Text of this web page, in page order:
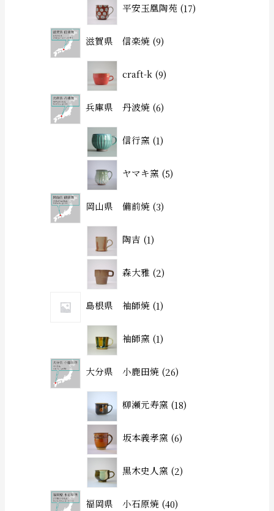
平安玉凰陶苑 17
滋賀県 信楽焼 9
craft-k 9
兵庫県 丹波焼 6
信行窯 1
ヤマキ窯 5
岡山県 備前焼 3
陶吉 1
森大雅 2
島根県 袖師焼 1
袖師窯 1
大分県 小鹿田焼 26
柳瀬元寿窯 18
坂本義孝窯 6
黒木史人窯 2
福岡県 小石原焼 40